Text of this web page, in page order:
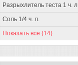
Разрыхлитель теста 1 ч.
Соль 1/4 ч. л.
Показать все (14)